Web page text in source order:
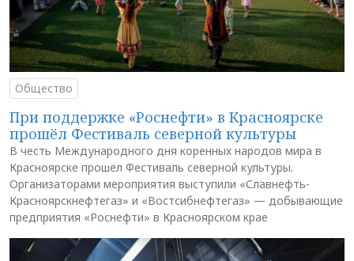
Общество
При поддержке «Роснефти» в Красноярске
прошёл Фестиваль северной культуры
В честь Международного дня коренных народов мира в
Красноярске прошёл Фестиваль северной культуры.
Организаторами мероприятия выступили «Славнефть-
Красноярскнефтегаз» и «Востсибнефтегаз» — добывающие
предприятия «Роснефти» в Красноярском крае